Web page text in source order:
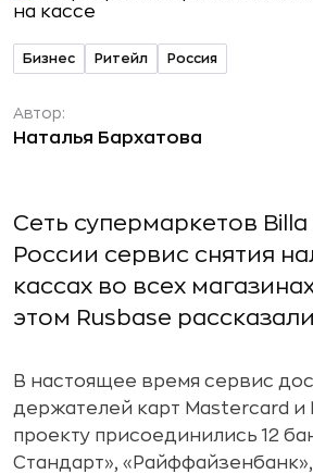
Бизнес Ритейл Россия
Автор:
Наталья Бархатова
Сеть супермаркетов Billa
России сервис снятия
кассах во всех
этом Rusbase
В настоящее время сервис
держателей карт Mastercard и
проекту присоединились 12
Стандарт»,